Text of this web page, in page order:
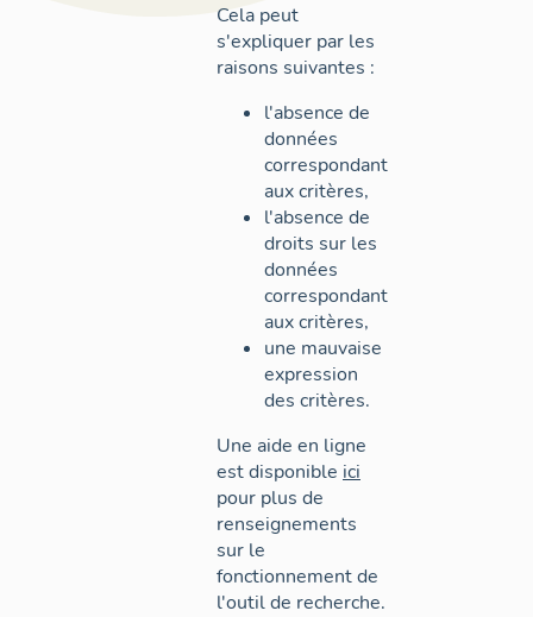
Cela peut
s'expliquer par les
raisons suivantes :
l'absence de
données
correspondant
aux critères,
l'absence de
droits sur les
données
correspondant
aux critères,
une mauvaise
expression
des critères.
Une aide en ligne
est disponible ici
pour plus de
renseignements
sur le
fonctionnement de
l'outil de recherche.